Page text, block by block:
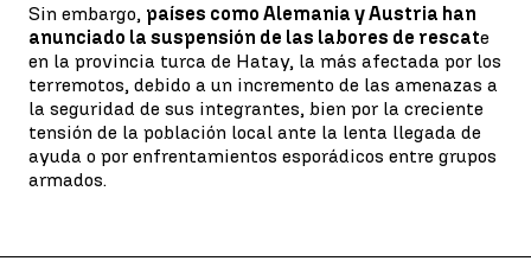
Sin embargo, países como Alemania y Austria han
anunciado la suspensión de las labores de rescate
en la provincia turca de Hatay, la más afectada por los
terremotos, debido a un incremento de las amenazas a
la seguridad de sus integrantes, bien por la creciente
tensión de la población local ante la lenta llegada de
ayuda o por enfrentamientos esporádicos entre grupos
armados.